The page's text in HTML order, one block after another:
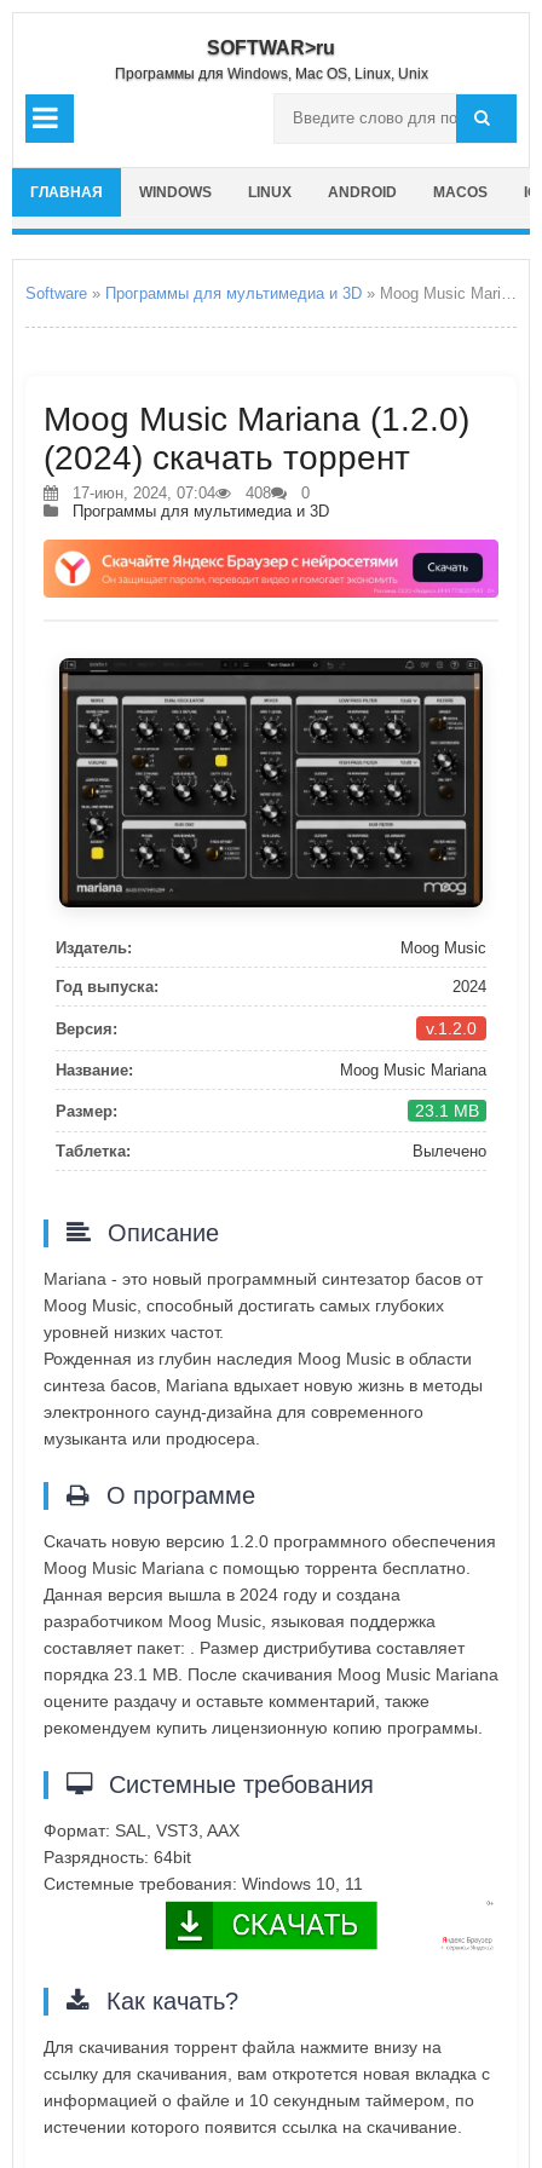
SOFTWAR>ru
Программы для Windows, Mac OS, Linux, Unix
ГЛАВНАЯ WINDOWS LINUX ANDROID MACOS
Software » Программы для мультимедиа и 3D » Moog Music Mariana
Moog Music Mariana (1.2.0)
(2024) скачать торрент
17-июн, 2024, 07:04 408
0
Программы для мультимедиа и 3D
Издатель: Moog Music
Год выпуска: 2024
Версия: v.1.2.0
Название: Moog Music Mariana
Размер: 23.1 MB
Таблетка: Вылечено
Описание
Mariana - это новый программный синтезатор басов от
Moog Music, способный достигать самых глубоких
уровней низких частот.
Рожденная из глубин наследия Moog Music в области
синтеза басов, Mariana вдыхает новую жизнь в методы
электронного саунд-дизайна для современного
музыканта или продюсера.
О программе
Скачать новую версию 1.2.0 программного обеспечения
Moog Music Mariana с помощью торрента бесплатно.
Данная версия вышла в 2024 году и создана
разработчиком Moog Music, языковая поддержка
составляет пакет: . Размер дистрибутива составляет
порядка 23.1 MB. После скачивания Moog Music Mariana
оцените раздачу и оставьте комментарий, также
рекомендуем купить лицензионную копию программы.
Системные требования
Формат: SAL, VST3, AAX
Разрядность: 64bit
Системные требования: Windows 10, 11
Как качать?
Для скачивания торрент файла нажмите внизу на
ссылку для скачивания, вам откротется новая вкладка с
информацией о файле и 10 секундным таймером, по
истечении которого появится ссылка на скачивание.